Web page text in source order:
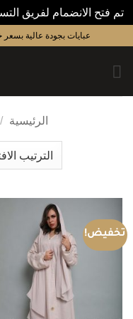
تم فتح الانضمام لفريق
عبايات بجودة عالية بسعر
الرئيسية /
تخفيض!